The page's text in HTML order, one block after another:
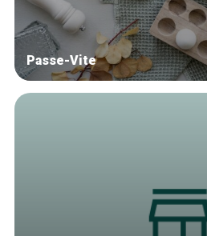
A propos
Passe-Vite